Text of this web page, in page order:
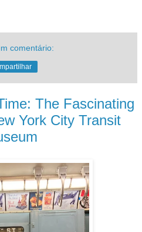
comentário:
The Fascinating
York City Transit